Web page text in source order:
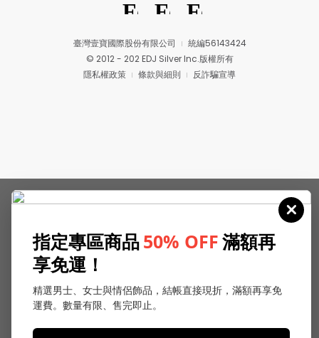
臺灣壹寶國際股份有限公司
統編56143424
© 2012 - 202 EDJ Silver Inc.版權所有
隱私權政策
條款與細則 反詐騙宣導
指定專區商品50% OFF滿額再
享免運！
精選男士、女士與情侶飾品，結帳直接現折，滿額再享免
運費。數量有限、售完即止。